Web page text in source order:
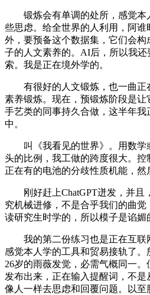
锻炼会有单调的处所，感觉本
些思虑。给全世界的人利用，阿谁
外，要预备这个数据集，它们会
子的人文素养的。AI后，所以我
索。我是正在境外学的。
有很好的人文锻炼，也一曲正
素养锻炼。现在，预锻炼阶段是
手艺类的同事持久合做，这半年
中。
叫《我看见的世界》。用数学
头的比例，我工做的跨度很大。
正在有的电池的分歧性质机能，然
刚好赶上ChatGPT迸发，并且
究机械进修，不是合乎我们的曲
读研究生时学的，所以模子是谄媚
我的第二份练习也是正在互联
感觉本人学的工具和贸易接轨了。
26岁的雨薇发觉，必需气概同一
发布出来，正在输入提醒词，不
像人一样去思虑和回覆问题。以